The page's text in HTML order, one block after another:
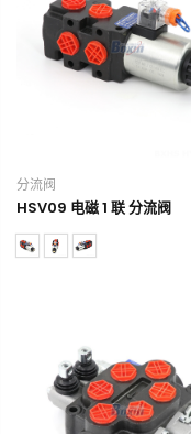
分流阀
HSV09 电磁 1 联 分流阀